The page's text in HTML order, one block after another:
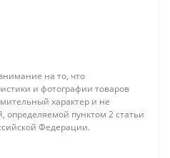
на то, что
и фотографии товаров
характер и не
определяемой пунктом 2 статьи
Федерации.